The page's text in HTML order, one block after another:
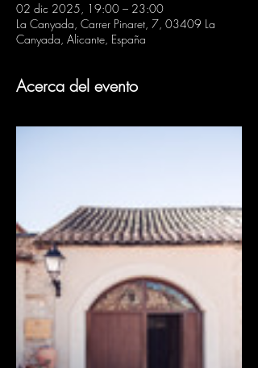
02 dic 2025, 19:00 – 23:00
La Canyada, Carrer Pinaret, 7, 03409 La
Canyada, Alicante, España
Acerca del evento